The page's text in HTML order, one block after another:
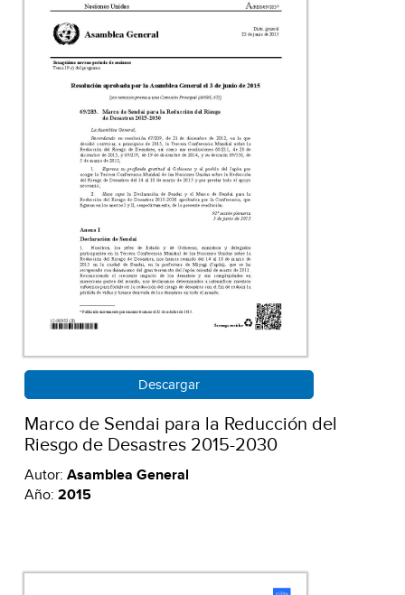
Descargar
Marco de Sendai para la Reducción del
Riesgo de Desastres 2015-2030
Autor: Asamblea General
Año: 2015